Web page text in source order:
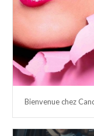
Bienvenue chez